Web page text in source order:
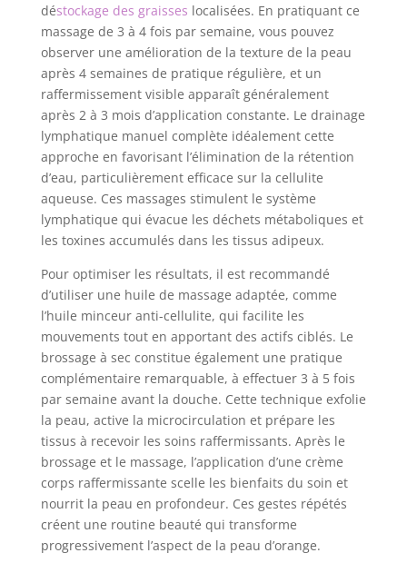
déstockage des graisses localisées. En pratiquant ce
massage de 3 à 4 fois par semaine, vous pouvez
observer une amélioration de la texture de la peau
après 4 semaines de pratique régulière, et un
raffermissement visible apparaît généralement
après 2 à 3 mois d’application constante. Le drainage
lymphatique manuel complète idéalement cette
approche en favorisant l’élimination de la rétention
d’eau, particulièrement efficace sur la cellulite
aqueuse. Ces massages stimulent le système
lymphatique qui évacue les déchets métaboliques et
les toxines accumulés dans les tissus adipeux.
Pour optimiser les résultats, il est recommandé
d’utiliser une huile de massage adaptée, comme
l’huile minceur anti-cellulite, qui facilite les
mouvements tout en apportant des actifs ciblés. Le
brossage à sec constitue également une pratique
complémentaire remarquable, à effectuer 3 à 5 fois
par semaine avant la douche. Cette technique exfolie
la peau, active la microcirculation et prépare les
tissus à recevoir les soins raffermissants. Après le
brossage et le massage, l’application d’une crème
corps raffermissante scelle les bienfaits du soin et
nourrit la peau en profondeur. Ces gestes répétés
créent une routine beauté qui transforme
progressivement l’aspect de la peau d’orange.